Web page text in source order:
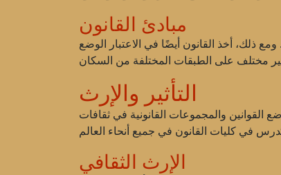
مبادئ القانون
ذلك، أخذ القانون أيضًا في الاعتبار الوضع
التأثير والإرث
القوانين والمجموعات القانونية في ثقافات
الإرث الثقافي